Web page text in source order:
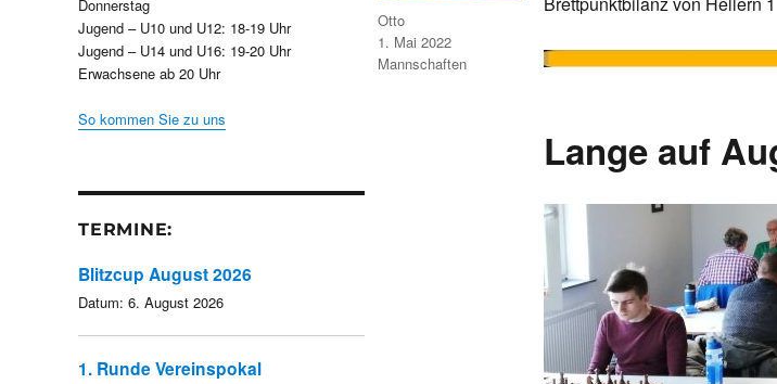
Lange auf
Autor
Otto
Veröffentlicht
am
1. Mai 2022
Kategorien
Mannschaften
Donnerstag
Jugend – U10 und U12: 18-19 Uhr
Jugend – U14 und U16: 19-20 Uhr
Erwachsene ab 20 Uhr
So kommen Sie zu uns
TERMINE:
Blitzcup August 2026
Datum: 6. August 2026
1. Runde Vereinspokal